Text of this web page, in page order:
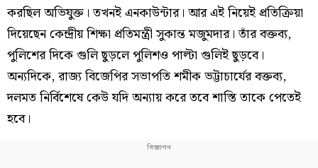
করছিল অভিযুক্ত। তখনই এনকাউন্টার। আর এই নিয়েই প্রতিক্রিয়া
দিয়েছেন কেন্দ্রীয় শিক্ষা প্রতিমন্ত্রী সুকান্ত মজুমদার। তাঁর বক্তব্য,
পুলিশের দিকে গুলি ছুড়লে পুলিশও পাল্টা গুলিই ছুড়বে।
অন্যদিকে, রাজ্য বিজেপির সভাপতি শমীক ভট্টাচার্যের বক্তব্য,
দলমত নির্বিশেষে কেউ যদি অন্যায় করে তবে শাস্তি তাকে পেতেই
হবে।